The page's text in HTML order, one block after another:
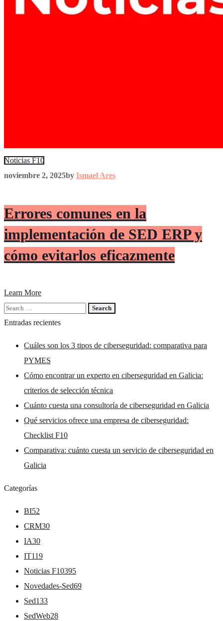
Noticias F10
noviembre 2, 2025by Ismael Ares
Errores comunes en la
implementación de SED ERP y
cómo evitarlos eficazmente
Learn More
Entradas recientes
Cuáles son los 3 tipos de ciberseguridad: comparativa para
PYMES
Cómo encontrar un experto en ciberseguridad en Galicia:
criterios de selección técnica
Cuánto cuesta una consultoría de ciberseguridad en Galicia
Qué servicios ofrece una empresa de ciberseguridad:
Checklist F10
Comparativa: cuánto cuesta un servicio de ciberseguridad en
Galicia
Categorías
BI52
CRM30
IA30
IT119
Noticias F10395
Novedades-Sed69
Sed133
SedWeb28